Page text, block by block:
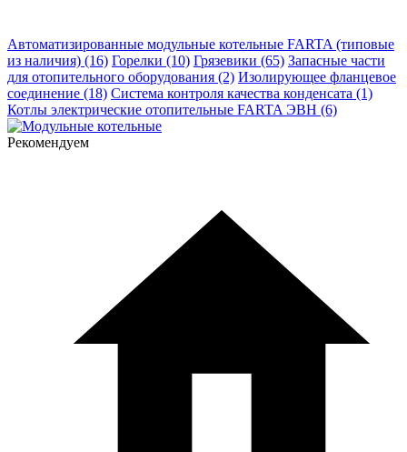
Автоматизированные модульные котельные FARTA (типовые
из наличия) (16) Горелки (10) Грязевики (65) Запасные части
для отопительного оборудования (2) Изолирующее фланцевое
соединение (18) Система контроля качества конденсата (1)
Котлы электрические отопительные FARTA ЭВН (6)
Рекомендуем